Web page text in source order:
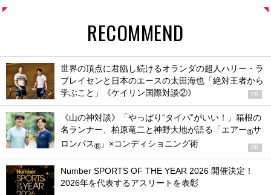
RECOMMEND
世界の頂点に君臨し続けるオランダの超人ハリー・ラ
ブレイセンと日本のエースの太田海也「絶対王者から
学ぶこと」《ケイリン国際対談②》
PR
《山の神対談》「やっぱり“タイパ”がいい！」箱根の
名ランナー、柏原竜二と神野大地が語る「エアー®サ
ロンパス® 」×コンディショニング術 PR
Number SPORTS OF THE YEAR 2026 開催決定！
2026年を代表するアスリートを表彰